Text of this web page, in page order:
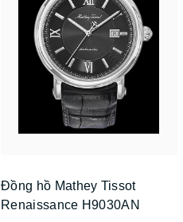
Đồng hồ Mathey Tissot
Renaissance H9030AN